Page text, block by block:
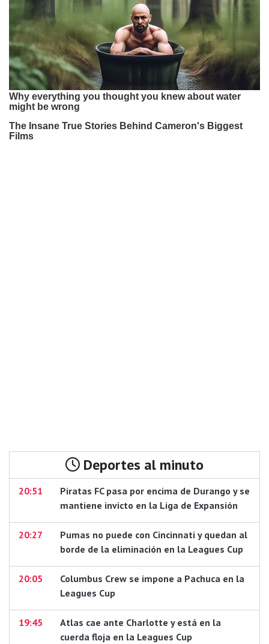
Deportes al minuto
20:51
Piratas FC pasa por encima de Durango y se
mantiene invicto en la Liga de Expansión
20:27
Pumas no puede con Cincinnati y quedan al
borde de la eliminación en la Leagues Cup
20:05
Columbus Crew se impone a Pachuca en la
Leagues Cup
19:45
Atlas cae ante Charlotte y está en la
cuerda floja en la Leagues Cup